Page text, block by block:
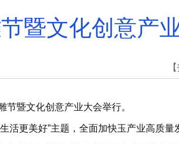
暨文化创意产
暨文化创意产业大会举行。
更美好”主题，全面加快玉产业高质量